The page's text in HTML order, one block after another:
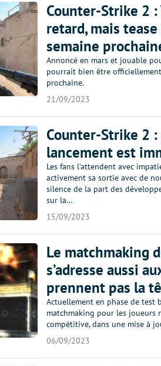
Counter-Strike 2
retard, mais
semaine
Annoncé en mars et jouable
pourrait bien être
prochaine.
21/09/2023
Counter-Strike 2
lancement est
Les fans l’attendent avec
activement sa sortie avec de
silence de la part des
sur la…
15/09/2023
Le matchmaking
s’adresse aussi
prennent pas la
Actuellement en phase de test
matchmaking pour les joueurs
compétitive, dans une mise à
06/09/2023